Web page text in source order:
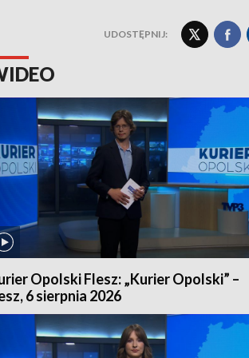
UDOSTĘPNIJ:
Opolski Flesz: „Kurier Opolski” –
6 sierpnia 2026